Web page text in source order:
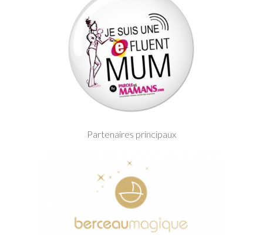
Partenaires principaux